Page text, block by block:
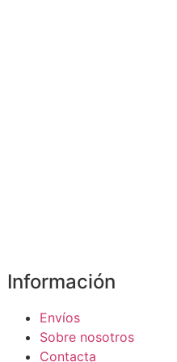
Información
Envíos
Sobre nosotros
Contacta